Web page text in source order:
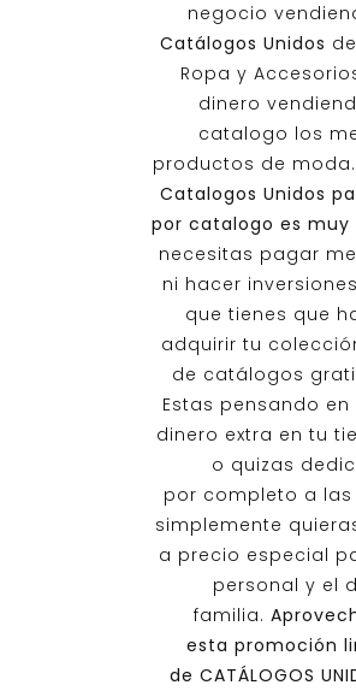
negocio
Catálogos Unidos
Ropa y
dinero
catalogo los
productos de moda.
Catalogos Unidos
por catalogo es muy
necesitas pagar
ni hacer
que tienes que
adquirir tu
de catálogos
Estas pensando
dinero extra en tu
o quizas
por completo a las
simplemente
a precio especial
personal y el
familia.
esta promoción
de CATÁLOGOS